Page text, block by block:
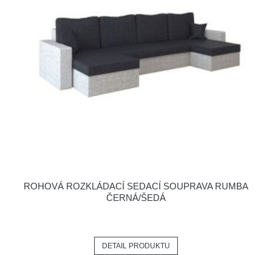
ROHOVÁ ROZKLÁDACÍ SEDACÍ SOUPRAVA RUMBA
ČERNÁ/ŠEDÁ
DETAIL PRODUKTU